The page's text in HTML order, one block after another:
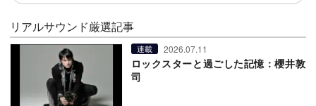
リアルサウンド厳選記事
連載 2026.07.11
ロックスターと過ごした記憶：櫻井敦
司